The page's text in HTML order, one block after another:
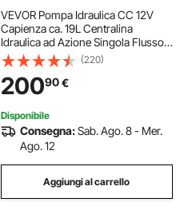
VEVOR Pompa Idraulica CC 12V
Capienza ca. 19L Centralina
Idraulica ad Azione Singola Flusso
d'Olio ca. 3,44 L/min Pressione
Massima di 22 MPa, Pompa per
Montacarichi Auto Camion
Rimorchio da Garage
(220)
20090€
Disponibile
Consegna:Sab. Ago. 8 - Mer.
Ago. 12
Aggiungi al carrello